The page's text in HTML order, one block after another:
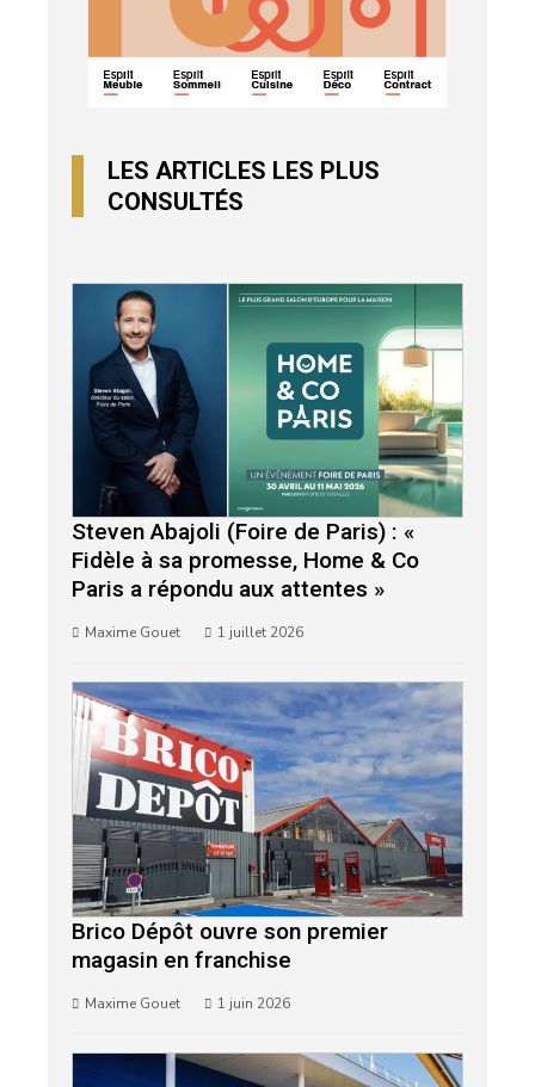
LES ARTICLES LES PLUS
CONSULTÉS
Steven Abajoli (Foire de Paris) : «
Fidèle à sa promesse, Home & Co
Paris a répondu aux attentes »
Maxime Gouet 1 juillet 2026
Brico Dépôt ouvre son premier
magasin en franchise
Maxime Gouet 1 juin 2026